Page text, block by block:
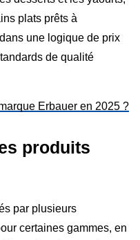
plats prêts à
une logique de prix
de qualité
Erbauer en 2025 ?
produits
par plusieurs
certaines gammes, en